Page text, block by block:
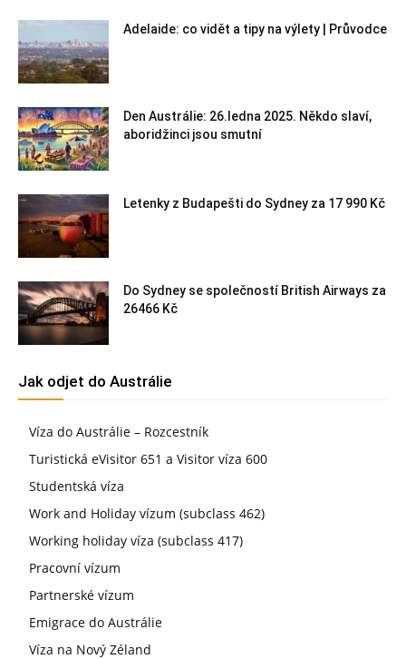
Adelaide: co vidět a tipy na výlety | Průvodce
Den Austrálie: 26.ledna 2025. Někdo slaví,
aboridžinci jsou smutní
Letenky z Budapešti do Sydney za 17 990 Kč
Do Sydney se společností British Airways za
26466 Kč
Jak odjet do Austrálie
Víza do Austrálie – Rozcestník
Turistická eVisitor 651 a Visitor víza 600
Studentská víza
Work and Holiday vízum (subclass 462)
Working holiday víza (subclass 417)
Pracovní vízum
Partnerské vízum
Emigrace do Austrálie
Víza na Nový Zéland